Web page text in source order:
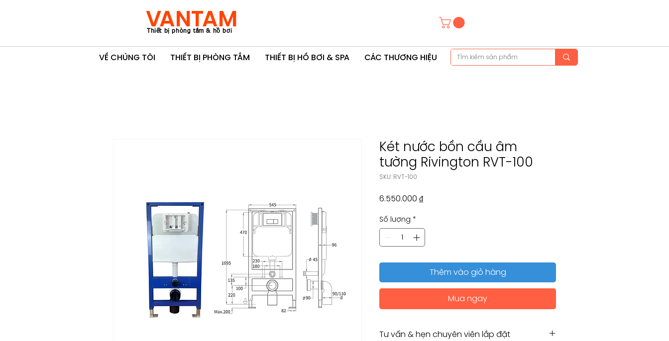
VANTAM
Thiết bị phòng tắm & hồ bơi
VỀ CHÚNG TÔI THIẾT BỊ PHÒNG TẮM THIẾT BỊ HỒ BƠI & SPA CÁC THƯƠNG HIỆU
Két nước bồn cầu âm
tường Rivington RVT-100
SKU: RVT-100
6.550.000 ₫Giá
Số lượng *
Thêm vào giỏ hàng
Mua ngay
Tư vấn & hẹn chuyên viên lắp đặt